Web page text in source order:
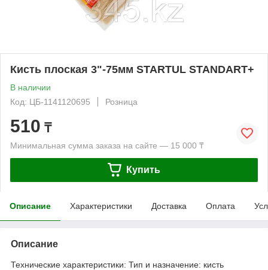
Кисть плоская 3"-75мм STARTUL STANDART+
В наличии
Код: ЦБ-1141120695
Розница
510 ₸
Минимальная сумма заказа на сайте — 15 000 ₸
Купить
Описание Характеристики Доставка Оплата
Описание
Технические характеристики: Тип и назначение: кисть